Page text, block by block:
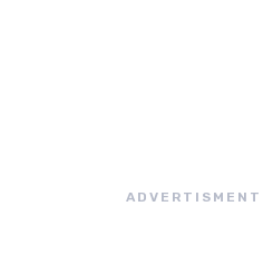
ADVERTISMENT